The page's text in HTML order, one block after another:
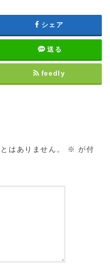
シェア
送る
feedly
はありません。 ※ が付